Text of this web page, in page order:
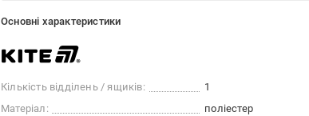
Основні характеристики
Кількість відділень / ящиків:
1
Матеріал:
поліестер